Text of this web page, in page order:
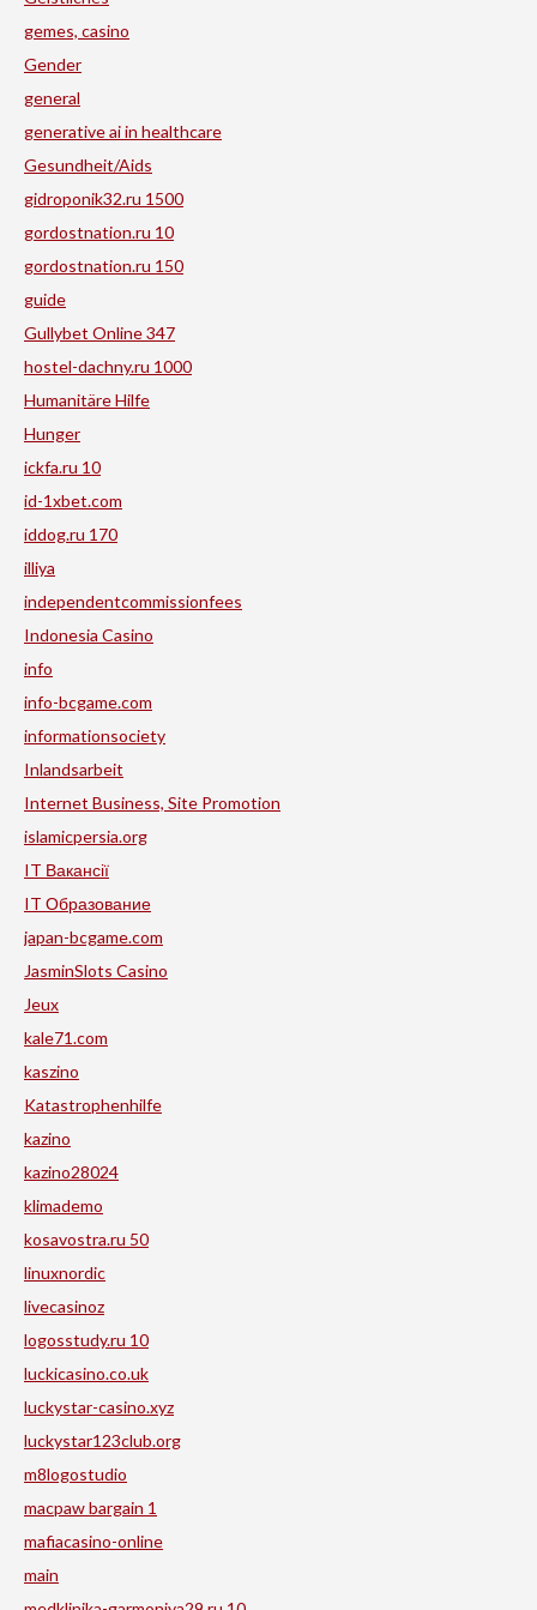
gemes, casino
Gender
general
generative ai in healthcare
Gesundheit/Aids
gidroponik32.ru 1500
gordostnation.ru 10
gordostnation.ru 150
guide
Gullybet Online 347
hostel-dachny.ru 1000
Humanitäre Hilfe
Hunger
ickfa.ru 10
id-1xbet.com
iddog.ru 170
illiya
independentcommissionfees
Indonesia Casino
info
info-bcgame.com
informationsociety
Inlandsarbeit
Internet Business, Site Promotion
islamicpersia.org
IT Вакансії
IT Образование
japan-bcgame.com
JasminSlots Casino
Jeux
kale71.com
kaszino
Katastrophenhilfe
kazino
kazino28024
klimademo
kosavostra.ru 50
linuxnordic
livecasinoz
logosstudy.ru 10
luckicasino.co.uk
luckystar-casino.xyz
luckystar123club.org
m8logostudio
macpaw bargain 1
mafiacasino-online
main